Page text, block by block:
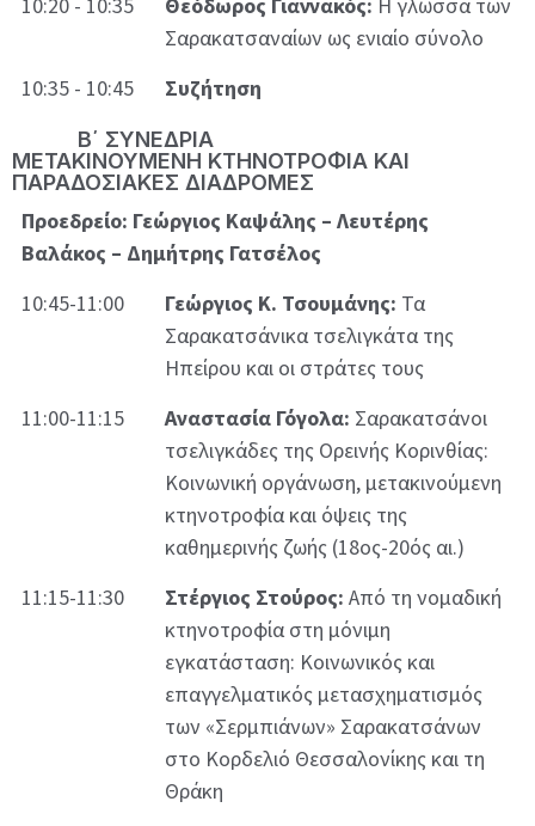
10:20 - 10:35 Θεόδωρος Γιαννακός: Η γλώσσα των
Σαρακατσαναίων ως ενιαίο σύνολο
10:35 - 10:45
Συζήτηση
Β΄ ΣΥΝΕΔΡΙΑ
ΜΕΤΑΚΙΝΟΥΜΕΝΗ ΚΤΗΝΟΤΡΟΦΙΑ ΚΑΙ
ΠΑΡΑΔΟΣΙΑΚΕΣ ΔΙΑΔΡΟΜΕΣ
Προεδρείο: Γεώργιος Καψάλης – Λευτέρης
Βαλάκος – Δημήτρης Γατσέλος
10:45-11:00
Γεώργιος Κ. Τσουμάνης: Τα
Σαρακατσάνικα τσελιγκάτα της
Ηπείρου και οι στράτες τους
11:00-11:15
Αναστασία Γόγολα: Σαρακατσάνοι
τσελιγκάδες της Ορεινής Κορινθίας:
Κοινωνική οργάνωση, μετακινούμενη
κτηνοτροφία και όψεις της
καθημερινής ζωής (18ος-20ός αι.)
11:15-11:30
Στέργιος Στούρος: Από τη νομαδική
κτηνοτροφία στη μόνιμη
εγκατάσταση: Κοινωνικός και
επαγγελματικός μετασχηματισμός
των «Σερμπιάνων» Σαρακατσάνων
στο Κορδελιό Θεσσαλονίκης και τη
Θράκη